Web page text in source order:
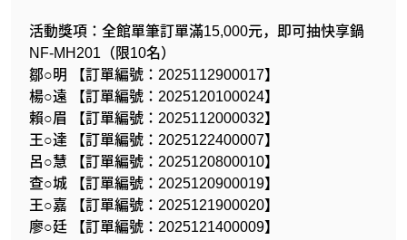
活動獎項：全館單筆訂單滿15,000元，即可抽快享鍋
NF-MH201（限10名）
鄒○明 【訂單編號：2025112900017】
楊○遠 【訂單編號：2025120100024】
賴○眉 【訂單編號：2025112000032】
王○達 【訂單編號：2025122400007】
呂○慧 【訂單編號：2025120800010】
查○城 【訂單編號：2025120900019】
王○嘉 【訂單編號：2025121900020】
廖○廷 【訂單編號：2025121400009】